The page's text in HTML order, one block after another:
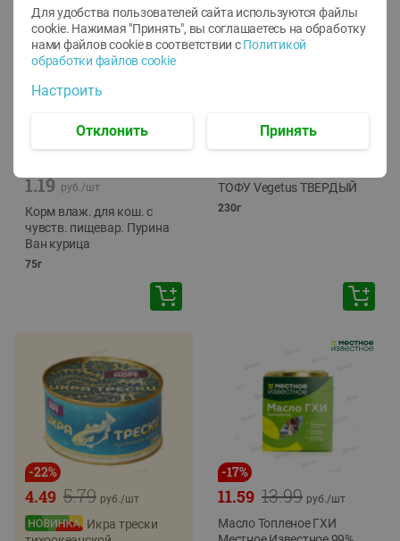
1.19 руб./шт
Корм влаж. для кош. с
чувств. пищевар. Пурина
Ван курица
75г
ТОФУ Vegetus ТВЕРДЫЙ
230г
-22%
5.79
4.49 руб./шт
Икра трески
-17%
13.99
11.59 руб./шт
Масло Топленое ГХИ
Для удобства пользователей сайта используются файлы
cookie. Нажимая "Принять", вы соглашаетесь на обработку
нами файлов cookie в соответствии с Политикой
обработки файлов cookie
Настроить
Отклонить Принять